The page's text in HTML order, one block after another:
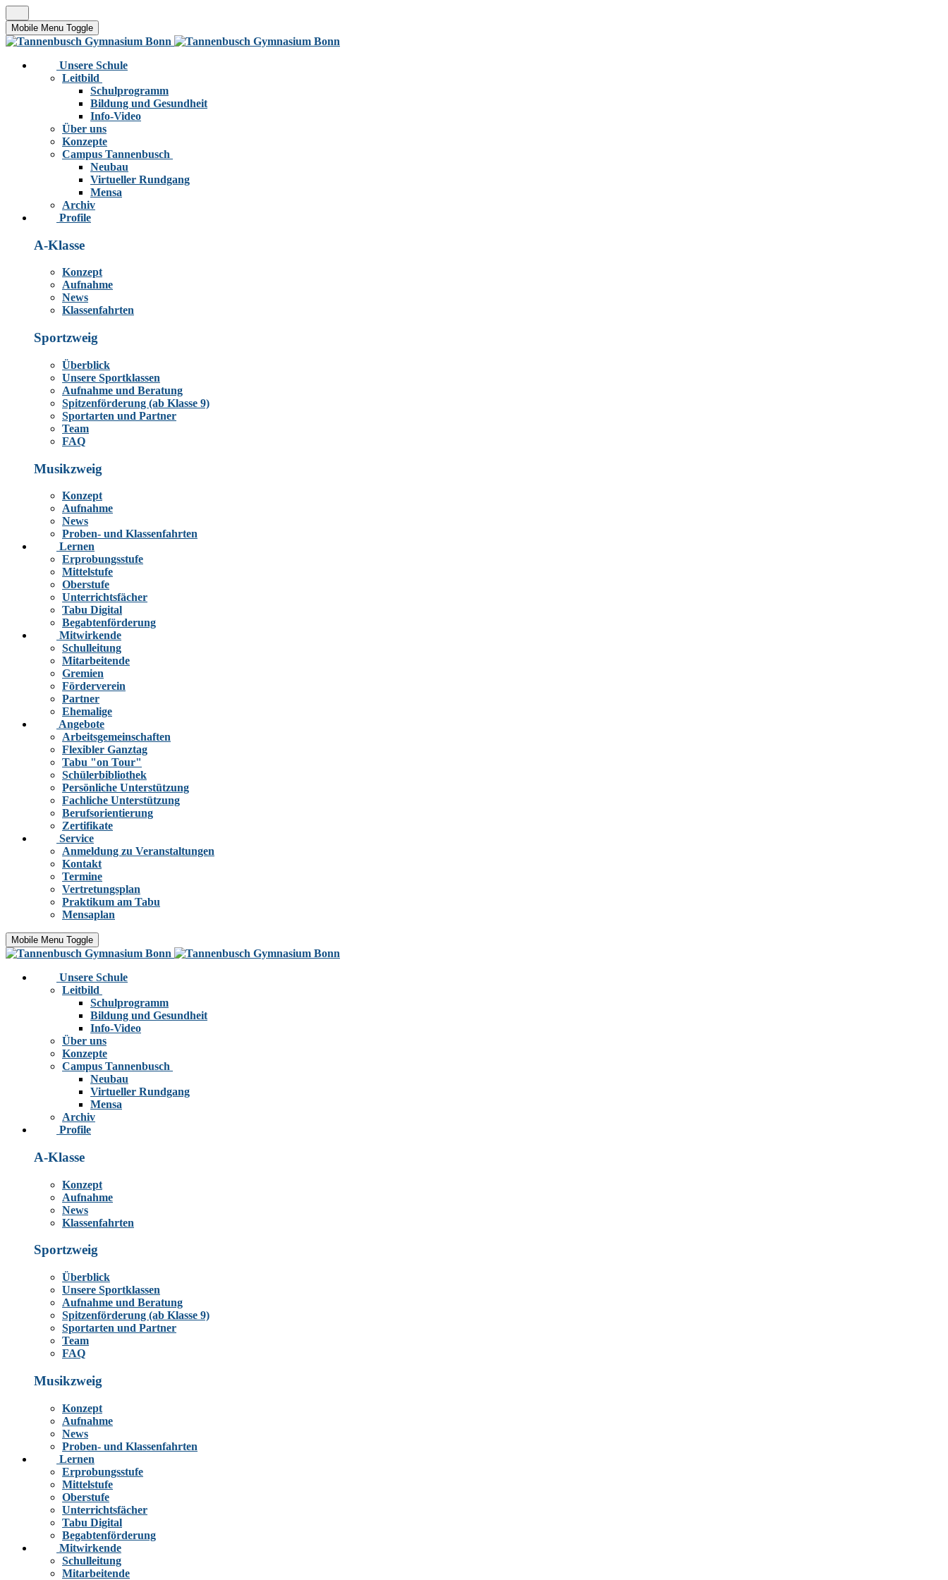
Mobile Menu Toggle
Unsere Schule
Leitbild
Schulprogramm
Bildung und Gesundheit
Info-Video
Über uns
Konzepte
Campus Tannenbusch
Neubau
Virtueller Rundgang
Mensa
Archiv
Profile
A-Klasse
Konzept
Aufnahme
News
Klassenfahrten
Sportzweig
Überblick
Unsere Sportklassen
Aufnahme und Beratung
Spitzenförderung (ab Klasse 9)
Sportarten und Partner
Team
FAQ
Musikzweig
Konzept
Aufnahme
News
Proben- und Klassenfahrten
Lernen
Erprobungsstufe
Mittelstufe
Oberstufe
Unterrichtsfächer
Tabu Digital
Begabtenförderung
Mitwirkende
Schulleitung
Mitarbeitende
Gremien
Förderverein
Partner
Ehemalige
Angebote
Arbeitsgemeinschaften
Flexibler Ganztag
Tabu "on Tour"
Schülerbibliothek
Persönliche Unterstützung
Fachliche Unterstützung
Berufsorientierung
Zertifikate
Service
Anmeldung zu Veranstaltungen
Kontakt
Termine
Vertretungsplan
Praktikum am Tabu
Mensaplan
Mobile Menu Toggle
Unsere Schule
Leitbild
Schulprogramm
Bildung und Gesundheit
Info-Video
Über uns
Konzepte
Campus Tannenbusch
Neubau
Virtueller Rundgang
Mensa
Archiv
Profile
A-Klasse
Konzept
Aufnahme
News
Klassenfahrten
Sportzweig
Überblick
Unsere Sportklassen
Aufnahme und Beratung
Spitzenförderung (ab Klasse 9)
Sportarten und Partner
Team
FAQ
Musikzweig
Konzept
Aufnahme
News
Proben- und Klassenfahrten
Lernen
Erprobungsstufe
Mittelstufe
Oberstufe
Unterrichtsfächer
Tabu Digital
Begabtenförderung
Mitwirkende
Schulleitung
Mitarbeitende